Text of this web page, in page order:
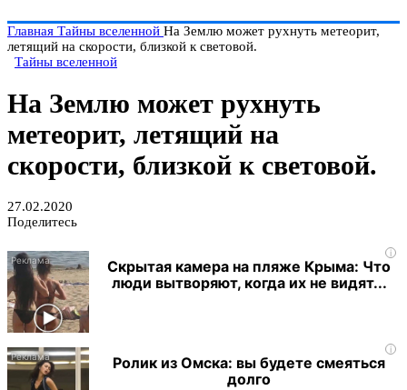
Главная Тайны вселенной На Землю может рухнуть метеорит,
летящий на скорости, близкой к световой.
Тайны вселенной
На Землю может рухнуть
метеорит, летящий на
скорости, близкой к световой.
27.02.2020
Поделитесь
i
Скрытая камера на пляже Крыма: Что
люди вытворяют, когда их не видят...
i
Ролик из Омска: вы будете смеяться
долго